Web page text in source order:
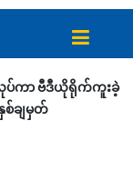
ပ်ကာ ဗီဒီယိုရိုက်ကူးခဲ့
ချမှတ်